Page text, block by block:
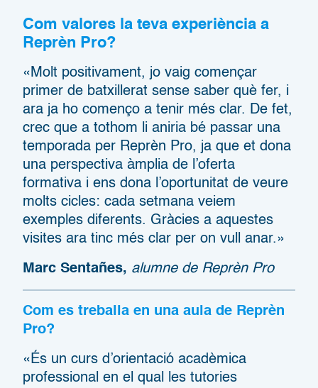
Com valores la teva experiència a
Reprèn Pro?
«Molt positivament, jo vaig començar
primer de batxillerat sense saber què fer, i
ara ja ho començo a tenir més clar. De fet,
crec que a tothom li aniria bé passar una
temporada per Reprèn Pro, ja que et dona
una perspectiva àmplia de l’oferta
formativa i ens dona l’oportunitat de veure
molts cicles: cada setmana veiem
exemples diferents. Gràcies a aquestes
visites ara tinc més clar per on vull anar.»
Marc Sentañes, alumne de Reprèn Pro
Com es treballa en una aula de Reprèn
Pro?
«És un curs d’orientació acadèmica
professional en el qual les tutories